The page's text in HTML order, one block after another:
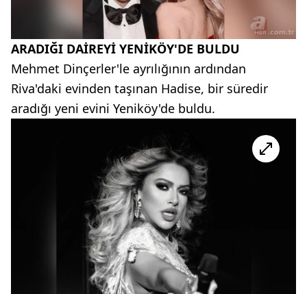
ARADIĞI DAİREYİ YENİKÖY'DE BULDU
Mehmet Dinçerler'le ayrılığının ardından
Riva'daki evinden taşınan Hadise, bir süredir
aradığı yeni evini Yeniköy'de buldu.